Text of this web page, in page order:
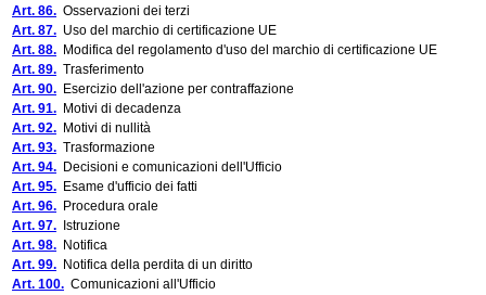
Art. 86. Osservazioni dei terzi
Art. 87. Uso del marchio di certificazione UE
Art. 88. Modifica del regolamento d'uso del marchio di certificazione UE
Art. 89. Trasferimento
Art. 90. Esercizio dell'azione per contraffazione
Art. 91. Motivi di decadenza
Art. 92. Motivi di nullità
Art. 93. Trasformazione
Art. 94. Decisioni e comunicazioni dell'Ufficio
Art. 95. Esame d'ufficio dei fatti
Art. 96. Procedura orale
Art. 97. Istruzione
Art. 98. Notifica
Art. 99. Notifica della perdita di un diritto
Art. 100. Comunicazioni all'Ufficio